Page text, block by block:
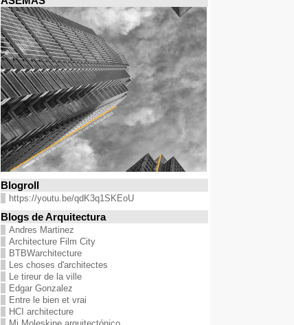
Blogroll
https://youtu.be/qdK3q1SKEoU
Blogs de Arquitectura
Andres Martinez
Architecture Film City
BTBWarchitecture
Les choses d'architectes
Le tireur de la ville
Edgar Gonzalez
Entre le bien et vrai
HCI architecture